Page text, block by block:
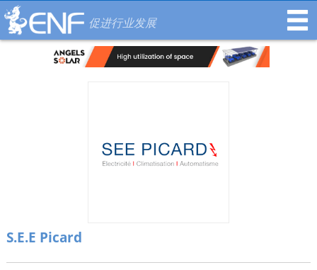
促进行业发展
S.E.E Picard